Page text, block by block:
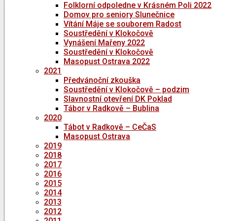
Folklorní odpoledne v Krásném Poli 2022
Domov pro seniory Slunečnice
Vítání Máje se souborem Radost
Soustředění v Klokočově
Vynášení Mařeny 2022
Soustředění v Klokočově
Masopust Ostrava 2022
2021
Předvánoční zkouška
Soustředění v Klokočově – podzim
Slavnostní otevření DK Poklad
Tábor v Radkově – Bublina
2020
Tábot v Radkově – CeČaS
Masopust Ostrava
2019
2018
2017
2016
2015
2014
2013
2012